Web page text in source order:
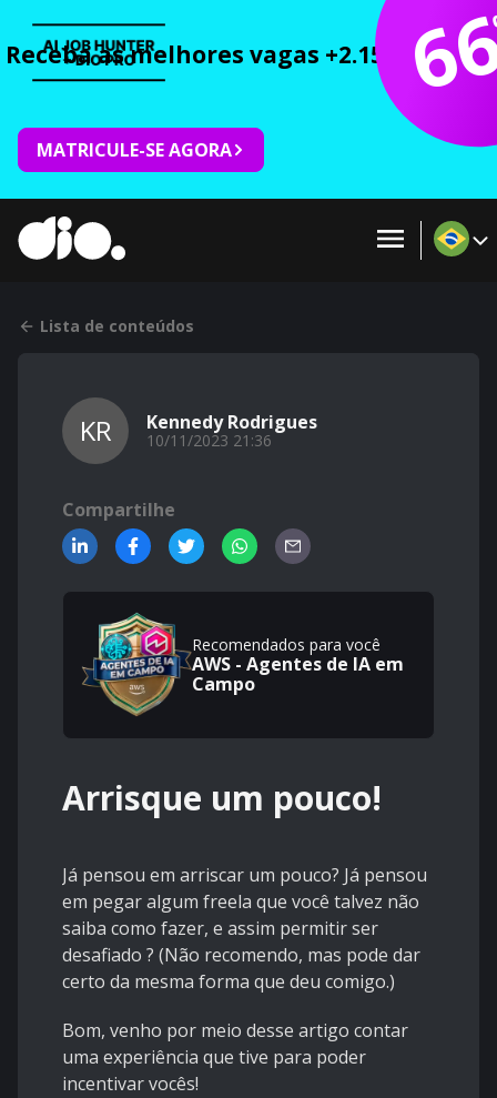
Receba as melhores vagas +2.150 cursos
MATRICULE-SE AGORA
Lista de conteúdos
KR Kennedy Rodrigues
10/11/2023 21:36
Compartilhe
Recomendados para você
AWS - Agentes de IA em
Campo
Arrisque um pouco!
Já pensou em arriscar um pouco? Já pensou
em pegar algum freela que você talvez não
saiba como fazer, e assim permitir ser
desafiado ? (Não recomendo, mas pode dar
certo da mesma forma que deu comigo.)
Bom, venho por meio desse artigo contar
uma experiência que tive para poder
incentivar vocês!